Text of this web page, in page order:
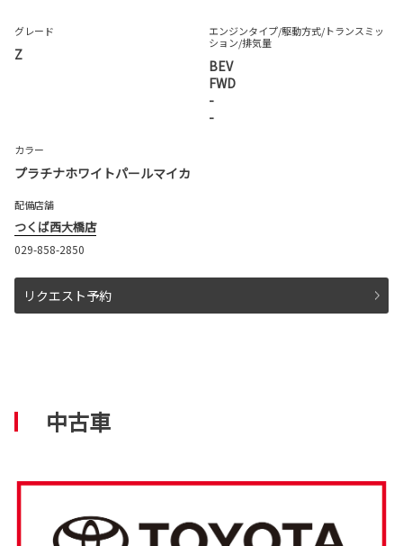
グレード
Z
エンジンタイプ/駆動方式/トランスミッ
ション/排気量
BEV
FWD
-
-
カラー
プラチナホワイトパールマイカ
配備店舗
つくば西大橋店
029-858-2850
リクエスト予約
中古車